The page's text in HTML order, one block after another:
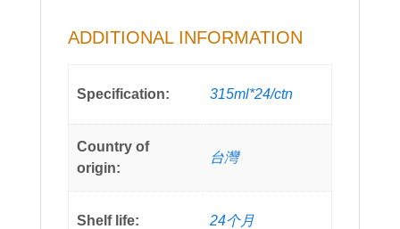
ADDITIONAL INFORMATION
Specification: 315ml*24/ctn
Country of
origin:
台灣
Shelf life: 24个月